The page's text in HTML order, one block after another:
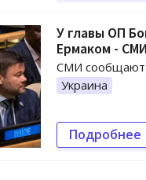
У главы ОП
Ермаком - СМИ
СМИ сообщают
Украина
Подробнее